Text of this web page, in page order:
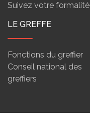
Suivez votre formalité
LE GREFFE
Fonctions du greffier
Conseil national des
greffiers